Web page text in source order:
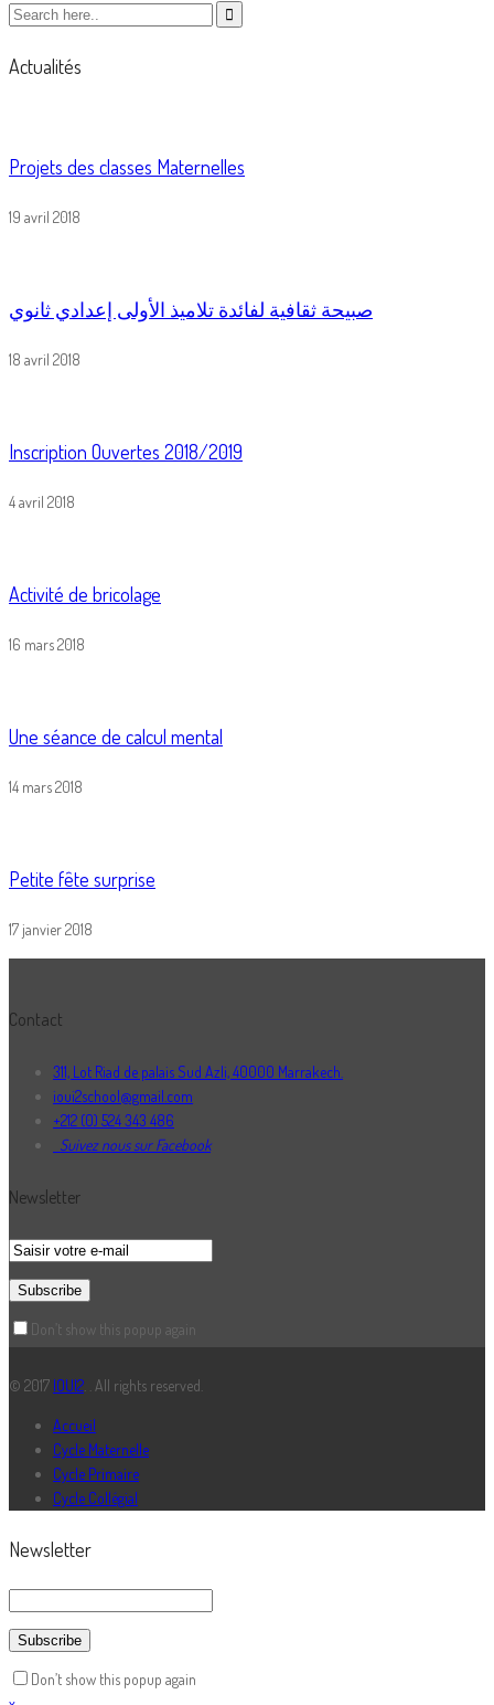
Actualités
Projets des classes Maternelles
19 avril 2018
صبيحة ثقافية لفائدة تلاميذ الأولى إعدادي ثانوي
18 avril 2018
Inscription Ouvertes 2018/2019
4 avril 2018
Activité de bricolage
16 mars 2018
Une séance de calcul mental
14 mars 2018
Petite fête surprise
17 janvier 2018
Contact
311, Lot Riad de palais Sud Azli, 40000 Marrakech.
ioui2school@gmail.com
+212 (0) 524 343 486
Suivez nous sur Facebook
Newsletter
Don’t show this popup again
© 2017 IOUI2 . . All rights reserved.
Accueil
Cycle Maternelle
Cycle Primaire
Cycle Collégial
Newsletter
Don’t show this popup again